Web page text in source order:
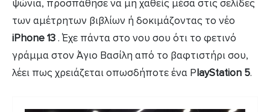
ψώνια, προσπάθησε να μη χαθείς μέσα στις σελίδες
των αμέτρητων βιβλίων ή δοκιμάζοντας το νέο
iPhone 13. Έχε πάντα στο νου σου ότι το φετινό
γράμμα στον Άγιο Βασίλη από το βαφτιστήρι σου,
λέει πως χρειάζεται οπωσδήποτε ένα PlayStation 5.